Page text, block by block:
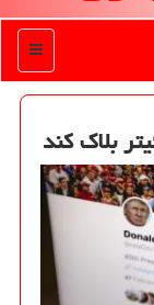
منو
بلاك كند